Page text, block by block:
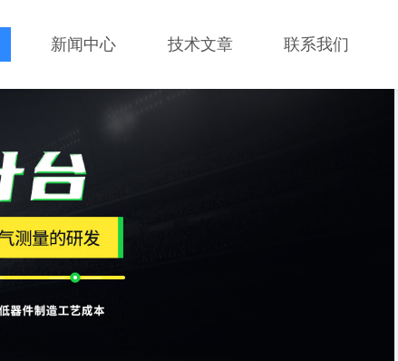
新闻中心 技术文章 联系我们